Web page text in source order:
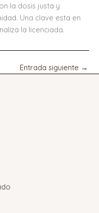
la dosis justa y
Una clave esta en
la licenciada.
Entrada siguiente →